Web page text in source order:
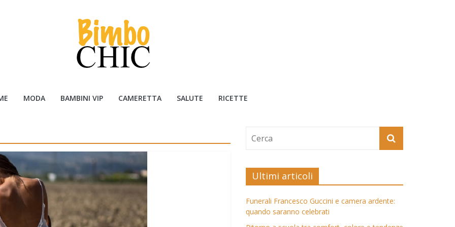
MODA BAMBINI VIP CAMERETTA SALUTE RICETTE
Ultimi articoli
Funerali Francesco Guccini e camera ardente:
quando saranno celebrati